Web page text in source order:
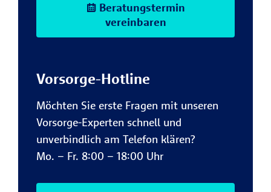
Beratungstermin
vereinbaren
Vorsorge-Hotline
Möchten Sie erste Fragen mit unseren
Vorsorge-Experten schnell und
unverbindlich am Telefon klären?
Mo. – Fr. 8:00 – 18:00 Uhr